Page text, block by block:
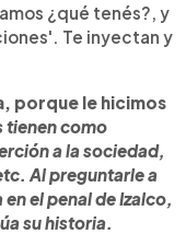
¿qué tenés?, y
Te inyectan y
porque le hicimos
tienen como
a la sociedad,
Al preguntarle a
el penal de Izalco,
su historia.